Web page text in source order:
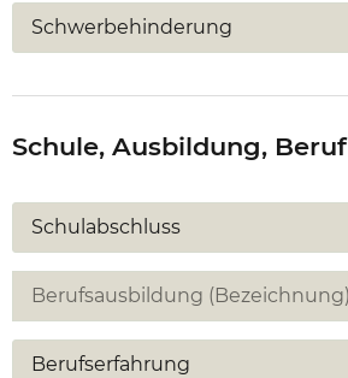
Schwerbehinderung
Schule, Ausbildung, Beruf
Schulabschluss
Berufserfahrung